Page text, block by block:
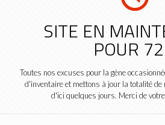
SITE EN
POUR
Toutes nos excuses pour la gène
d'inventaire et mettons à jour la totalité de
d'ici quelques jours. Merci de